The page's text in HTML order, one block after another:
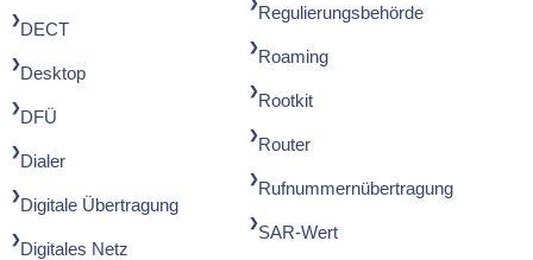
DECT
Desktop
DFÜ
Dialer
Digitale Übertragung
Digitales Netz
Regulierungsbehörde
Roaming
Rootkit
Router
Rufnummernübertragung
SAR-Wert